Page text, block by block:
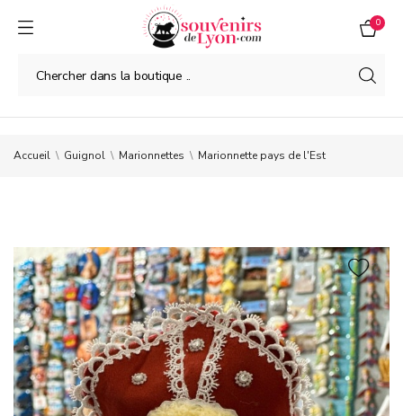
0
Accueil Guignol Marionnettes Marionnette pays de l'Est
2